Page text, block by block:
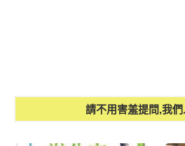
請不用害羞提問,我